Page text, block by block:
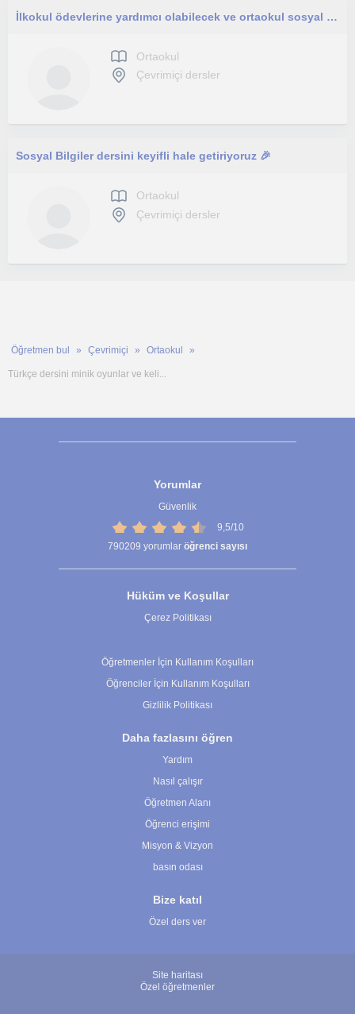
İlkokul ödevlerine yardımcı olabilecek ve ortaokul sosyal bilgiler dersine destek olabilecek yetkinliğe sahibim.
Ortaokul
Çevrimiçi dersler
Sosyal Bilgiler dersini keyifli hale getiriyoruz 🎉
Ortaokul
Çevrimiçi dersler
Öğretmen bul Çevrimiçi Ortaokul
Türkçe dersini minik oyunlar ve keli...
Yorumlar
Güvenlik
9,5/10
790209 yorumlar öğrenci sayısı
Hüküm ve Koşullar
Çerez Politikası
Öğretmenler İçin Kullanım Koşulları
Öğrenciler İçin Kullanım Koşulları
Gizlilik Politikası
Daha fazlasını öğren
Yardım
Nasıl çalışır
Öğretmen Alanı
Öğrenci erişimi
Misyon & Vizyon
basın odası
Bize katıl
Özel ders ver
Site haritası
Özel öğretmenler